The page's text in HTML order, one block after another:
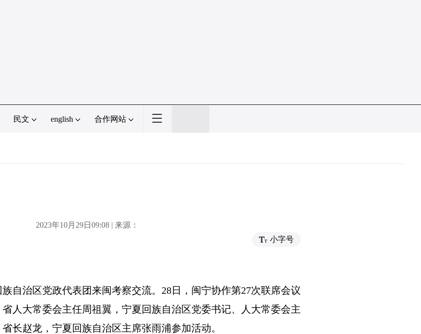
民文 english 合作网站
2023年10月29日09:08 | 来源：
小字号
自治区党政代表团来闽考察交流。28日，闽宁协作第27次联席会议
人大常委会主任周祖翼，宁夏回族自治区党委书记、人大常委会主
长赵龙，宁夏回族自治区主席张雨浦参加活动。